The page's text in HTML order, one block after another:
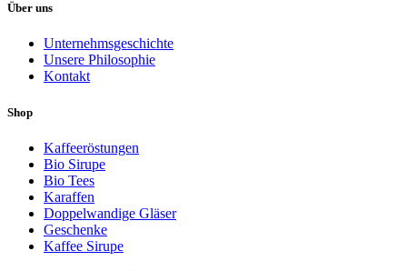
Über uns
Unternehmsgeschichte
Unsere Philosophie
Kontakt
Shop
Kaffeeröstungen
Bio Sirupe
Bio Tees
Karaffen
Doppelwandige Gläser
Geschenke
Kaffee Sirupe